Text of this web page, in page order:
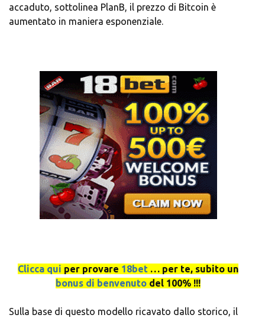
accaduto, sottolinea PlanB, il prezzo di Bitcoin è
aumentato in maniera esponenziale.
Clicca qui per provare 18bet … per te, subito un
bonus di benvenuto del 100% !!!
Sulla base di questo modello ricavato dallo storico, il